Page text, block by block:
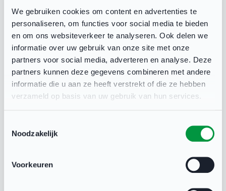
We gebruiken cookies om content en advertenties te
personaliseren, om functies voor social media te bieden
en om ons websiteverkeer te analyseren. Ook delen we
informatie over uw gebruik van onze site met onze
partners voor social media, adverteren en analyse. Deze
partners kunnen deze gegevens combineren met andere
informatie die u aan ze heeft verstrekt of die ze hebben
verzameld op basis van uw gebruik van hun services.
Noodzakelijk
Voorkeuren
samen om kennis te delen en elkaar te
versterken.
Een mooi voorbeeld van zo’n samenwerking is de
gezamenlijke filmavond De Pupil: een film over
seksueel grensoverschrijdend gedrag binnen de
Naast mijn rol als verenigingsadviseur ben ik ook